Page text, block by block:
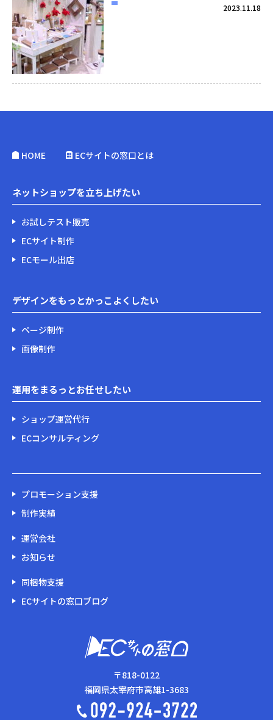
2023.11.18
HOME ECサイトの窓口とは
ネットショップを立ち上げたい
お試しテスト販売
ECサイト制作
ECモール出店
デザインをもっとかっこよくしたい
ページ制作
画像制作
運用をまるっとお任せしたい
ショップ運営代行
ECコンサルティング
プロモーション支援
制作実績
運営会社
お知らせ
同梱物支援
ECサイトの窓口ブログ
〒818-0122
福岡県太宰府市高雄1-3683